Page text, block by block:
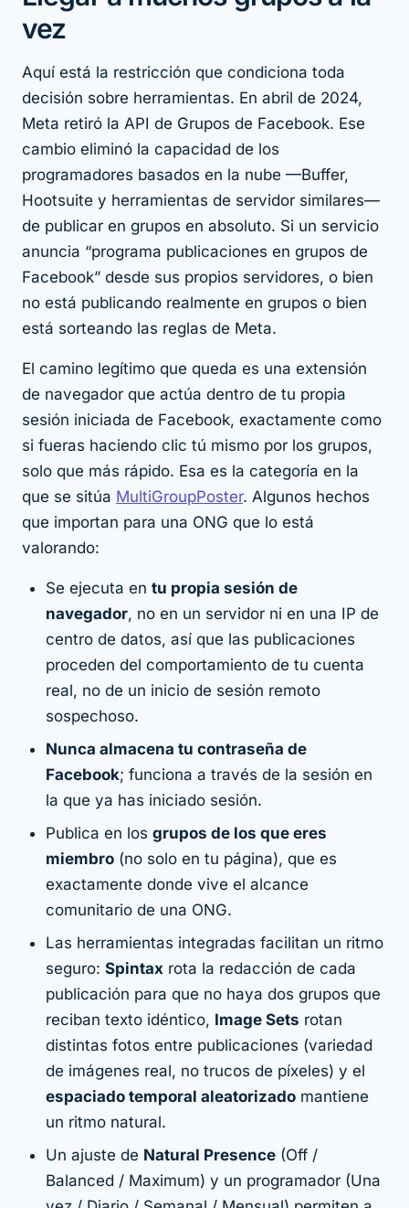
vez
Aquí está la restricción que condiciona toda
decisión sobre herramientas. En abril de 2024,
Meta retiró la API de Grupos de Facebook. Ese
cambio eliminó la capacidad de los
programadores basados en la nube —Buffer,
Hootsuite y herramientas de servidor similares—
de publicar en grupos en absoluto. Si un servicio
anuncia “programa publicaciones en grupos de
Facebook” desde sus propios servidores, o bien
no está publicando realmente en grupos o bien
está sorteando las reglas de Meta.
El camino legítimo que queda es una extensión
de navegador que actúa dentro de tu propia
sesión iniciada de Facebook, exactamente como
si fueras haciendo clic tú mismo por los grupos,
solo que más rápido. Esa es la categoría en la
que se sitúa MultiGroupPoster. Algunos hechos
que importan para una ONG que lo está
valorando:
Se ejecuta en tu propia sesión de
navegador, no en un servidor ni en una IP de
centro de datos, así que las publicaciones
proceden del comportamiento de tu cuenta
real, no de un inicio de sesión remoto
sospechoso.
Nunca almacena tu contraseña de
Facebook; funciona a través de la sesión en
la que ya has iniciado sesión.
Publica en los grupos de los que eres
miembro (no solo en tu página), que es
exactamente donde vive el alcance
comunitario de una ONG.
Las herramientas integradas facilitan un ritmo
seguro: Spintax rota la redacción de cada
publicación para que no haya dos grupos que
reciban texto idéntico, Image Sets rotan
distintas fotos entre publicaciones (variedad
de imágenes real, no trucos de píxeles) y el
espaciado temporal aleatorizado mantiene
un ritmo natural.
Un ajuste de Natural Presence (Off /
Balanced / Maximum) y un programador (Una